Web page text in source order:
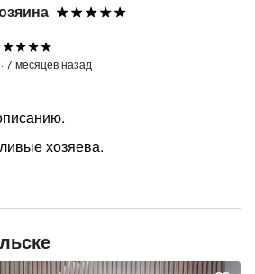
7 месяцев назад
хозяева.